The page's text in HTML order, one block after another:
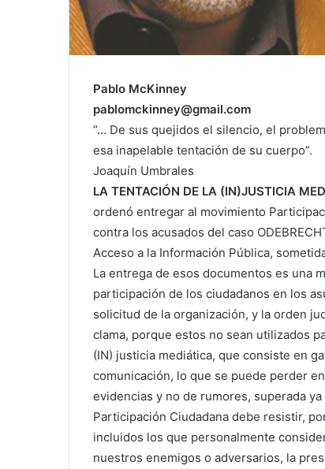
Pablo McKinney
pablomckinney@gmail.com
“… De sus quejidos el silencio, el
esa inapelable tentación de su cuerpo”.
Joaquín Umbrales
LA TENTACIÓN DE LA (IN)JUSTICIA
ordenó entregar al movimiento
contra los acusados del caso
Acceso a la Información Pública,
La entrega de esos documentos es una
participación de los ciudadanos en los
solicitud de la organización, y la orden
clama, porque estos no sean utilizados
(IN) justicia mediática, que consiste en
comunicación, lo que se puede perder
evidencias y no de rumores, superada
Participación Ciudadana debe resistir,
incluidos los que personalmente
nuestros enemigos o adversarios, la